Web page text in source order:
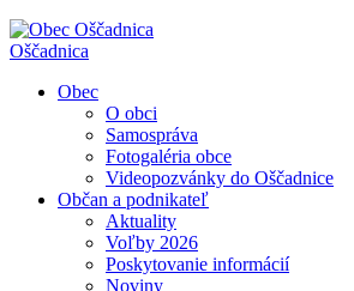
Oščadnica
Obec
O obci
Samospráva
Fotogaléria obce
Videopozvánky do Oščadnice
Občan a podnikateľ
Aktuality
Voľby 2026
Poskytovanie informácií
Noviny